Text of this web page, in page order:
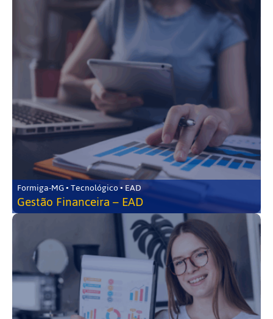
Formiga-MG • Tecnológico • EAD
Gestão Financeira – EAD